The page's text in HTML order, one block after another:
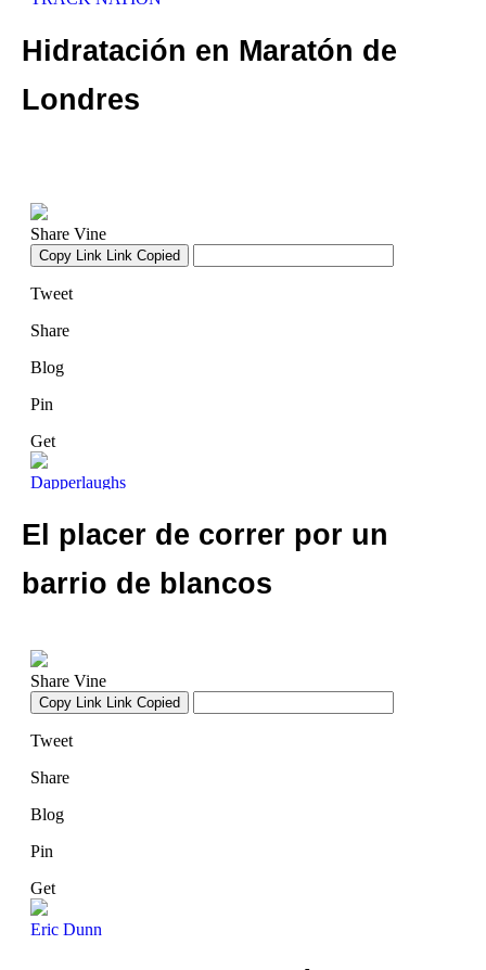
Hidratación en Maratón de
Londres
El placer de correr por un
barrio de blancos